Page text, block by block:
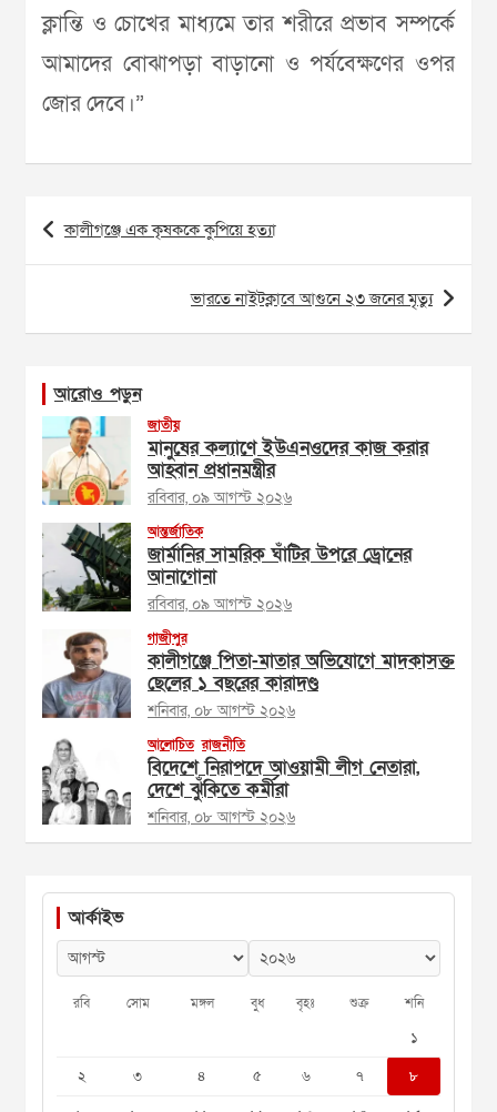
ক্লান্তি ও চোখের মাধ্যমে তার শরীরে প্রভাব সম্পর্কে
আমাদের বোঝাপড়া বাড়ানো ও পর্যবেক্ষণের ওপর
জোর দেবে।”
Post
navigation
কালীগঞ্জে এক কৃষককে কুপিয়ে হত্যা
ভারতে নাইটক্লাবে আগুনে ২৩ জনের মৃত্যু
আরোও পড়ুন
জাতীয়
মানুষের কল্যাণে ইউএনওদের কাজ করার
আহ্বান প্রধানমন্ত্রীর
রবিবার, ০৯ আগস্ট ২০২৬
আন্তর্জাতিক
জার্মানির সামরিক ঘাঁটির উপরে ড্রোনের
আনাগোনা
রবিবার, ০৯ আগস্ট ২০২৬
গাজীপুর
কালীগঞ্জে পিতা-মাতার অভিযোগে মাদকাসক্ত
ছেলের ১ বছরের কারাদণ্ড
শনিবার, ০৮ আগস্ট ২০২৬
আলোচিত রাজনীতি
বিদেশে নিরাপদে আওয়ামী লীগ নেতারা,
দেশে ঝুঁকিতে কর্মীরা
শনিবার, ০৮ আগস্ট ২০২৬
আর্কাইভ
রবি সোম মঙ্গল বুধ বৃহঃ শুক্র শনি
১
২
৩ ৪ ৫ ৬ ৭
৮